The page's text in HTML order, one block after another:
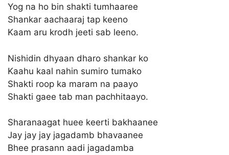
Yog na ho bin shakti tumhaaree
Shankar aachaaraj tap keeno
Kaam aru krodh jeeti sab leeno.
Nishidin dhyaan dharo shankar ko
Kaahu kaal nahin sumiro tumako
Shakti roop ka maram na paayo
Shakti gaee tab man pachhitaayo.
Sharanaagat huee keerti bakhaanee
Jay jay jay jagadamb bhavaanee
Bhee prasann aadi jagadamba